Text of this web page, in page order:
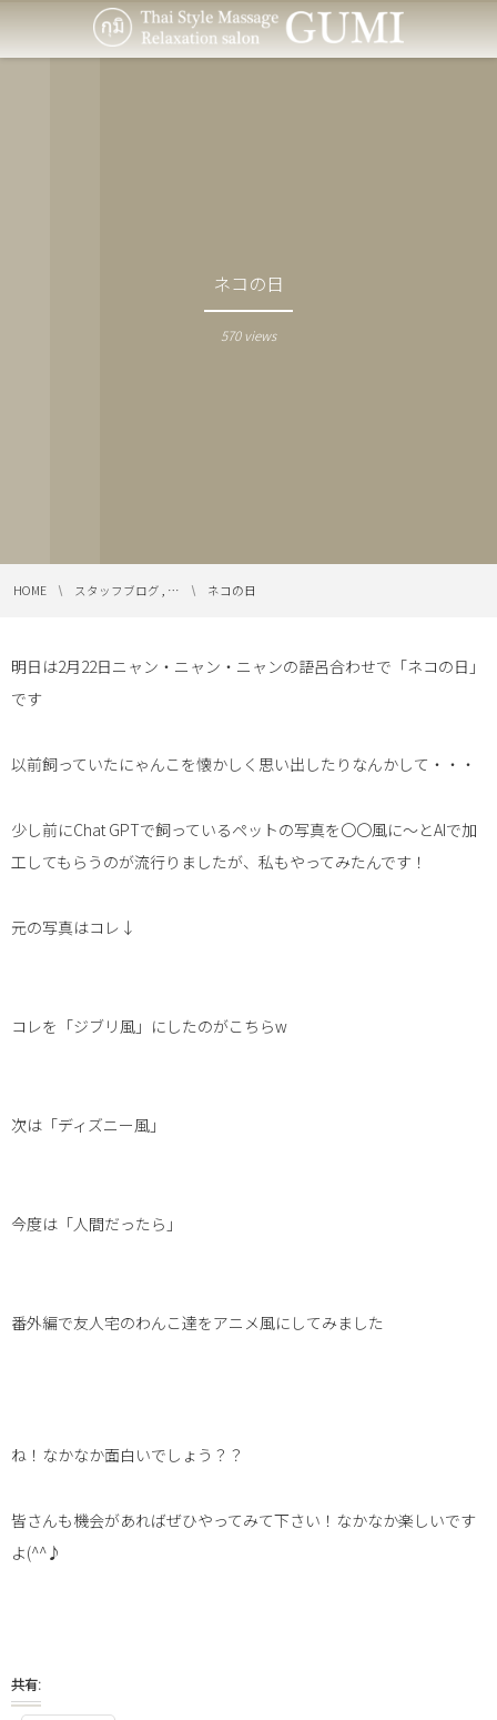
ネコの日
570 views
HOME スタッフブログ , … ネコの日
明日は2月22日ニャン・ニャン・ニャンの語呂合わせで「ネコの日」
です
以前飼っていたにゃんこを懐かしく思い出したりなんかして・・・
少し前にChat GPTで飼っているペットの写真を〇〇風に～とAIで加
工してもらうのが流行りましたが、私もやってみたんです！
元の写真はコレ↓
コレを「ジブリ風」にしたのがこちらw
次は「ディズニー風」
今度は「人間だったら」
番外編で友人宅のわんこ達をアニメ風にしてみました
ね！なかなか面白いでしょう？？
皆さんも機会があればぜひやってみて下さい！なかなか楽しいです
よ(^^♪
共有: